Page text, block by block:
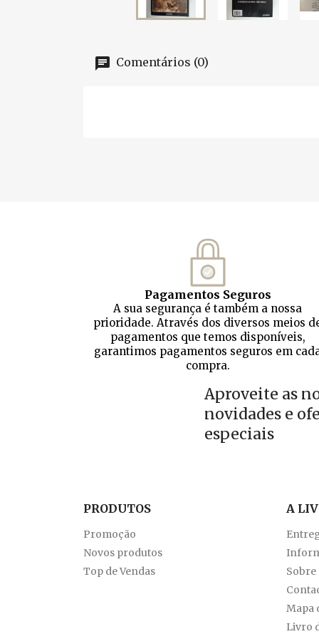
Comentários (0)
Pagamentos Seguros
A sua segurança é também a nossa
prioridade. Através dos diversos meios
pagamentos que temos disponíveis,
garantimos pagamentos seguros em
compra.
Aproveite as
novidades e
especiais
PRODUTOS
Promoção
Novos produtos
Top de Vendas
A
Sobre
Mapa
Livro